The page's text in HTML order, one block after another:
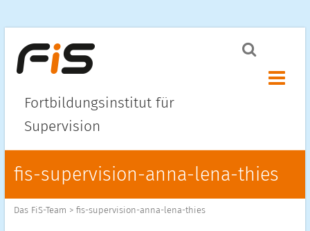
Fortbildungsinstitut für
Supervision
Menü
fis-supervision-anna-lena-thies
Das FiS-Team > fis-supervision-anna-lena-thies